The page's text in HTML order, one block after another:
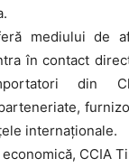
mediului de
în contact
din
internaționale.
CCIA